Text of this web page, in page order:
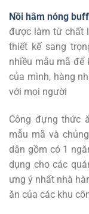
Nồi hâm nóng
được làm từ chất
thiết kế sang
nhiều mẫu mã để
của mình, hàng
với mọi người
Công đựng thức
mẫu mã và
dân gồm có 1
dụng cho các
ưng ý nhất nhà
ăn của các khu